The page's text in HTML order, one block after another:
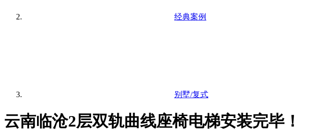
经典案例
别墅/复式
云南临沧2层双轨曲线座椅电梯安装完毕！